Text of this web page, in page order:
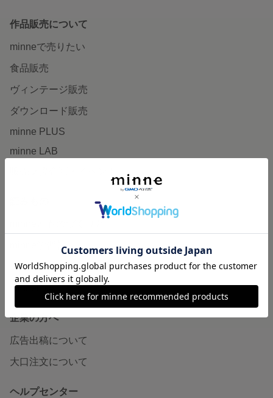
作品販売について
minneで売りたい
食品販売
ヴィンテージ販売
ダウンロード販売
minne PLUS
minne LAB
minne学習帖
ニュース
minneの本
企業の方へ
広告出稿について
大口注文について
ヘルプセンター